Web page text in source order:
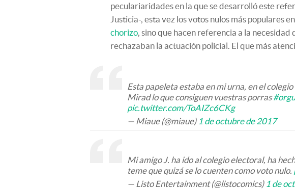
peculariaridades en la que se desarrolló este
Justicia-, esta vez los votos nulos más populares
chorizo, sino que hacen referencia a la
rechazaban la actuación policial. El que más
Esta papeleta estaba en mi urna, en el
Mirad lo que consiguen vuestras porras
pic.twitter.com/ToAIZc6CKg
— Miaue (@miaue) 1 de octubre de 2017
Mi amigo J. ha ido al colegio electoral, ha
teme que quizá se lo cuenten como voto nulo.
— Listo Entertainment (@listocomics) 1 de